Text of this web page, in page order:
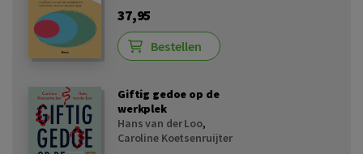
37,95
Bestellen
Giftig gedoe op de
werkplek
Hans van der Loo,
Caroline Koetsenruijter